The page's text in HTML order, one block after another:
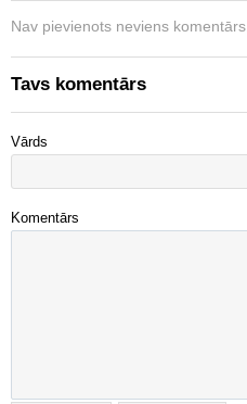
Nav pievienots neviens komentārs.
Tavs komentārs
Vārds
Komentārs